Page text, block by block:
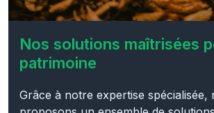
Nos solutions maîtrisées
patrimoine
Grâce à notre expertise spécialisée,
proposons un ensemble de
adaptées aux secteurs sensibles